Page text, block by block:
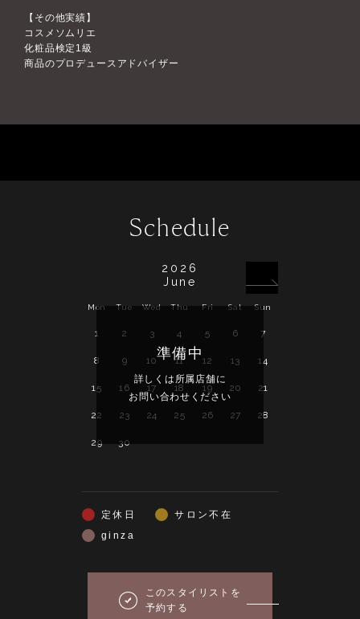
【その他実績】
コスメソムリエ
化粧品検定1級
商品のプロデュースアドバイザー
Schedule
2026
June
Mon Tue Wed Thu Fri Sat Sun
1 2 3 4 5 6 7
8 9 10 11 12 13 14
15 16 17 18 19 20 21
22 23 24 25 26 27 28
29 30
準備中
詳しくは所属店舗に
お問い合わせください
定休日
サロン不在
ginza
このスタイリストを
予約する